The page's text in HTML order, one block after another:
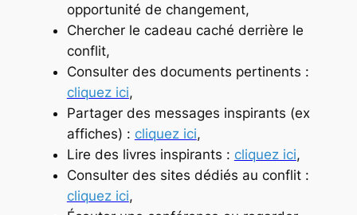
opportunité de changement,
Chercher le cadeau caché derrière le
conflit,
Consulter des documents pertinents :
cliquez ici,
Partager des messages inspirants (ex
affiches) : cliquez ici,
Lire des livres inspirants : cliquez ici,
Consulter des sites dédiés au conflit :
cliquez ici,